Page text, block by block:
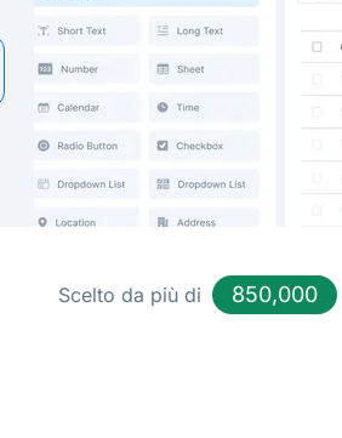
Scelto da più di 850,000